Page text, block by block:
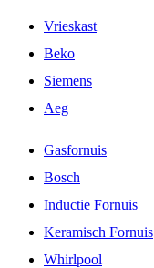
Vrieskast
Beko
Siemens
Aeg
Gasfornuis
Bosch
Inductie Fornuis
Keramisch Fornuis
Whirlpool